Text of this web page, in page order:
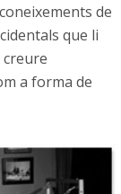
de
que li
a forma de